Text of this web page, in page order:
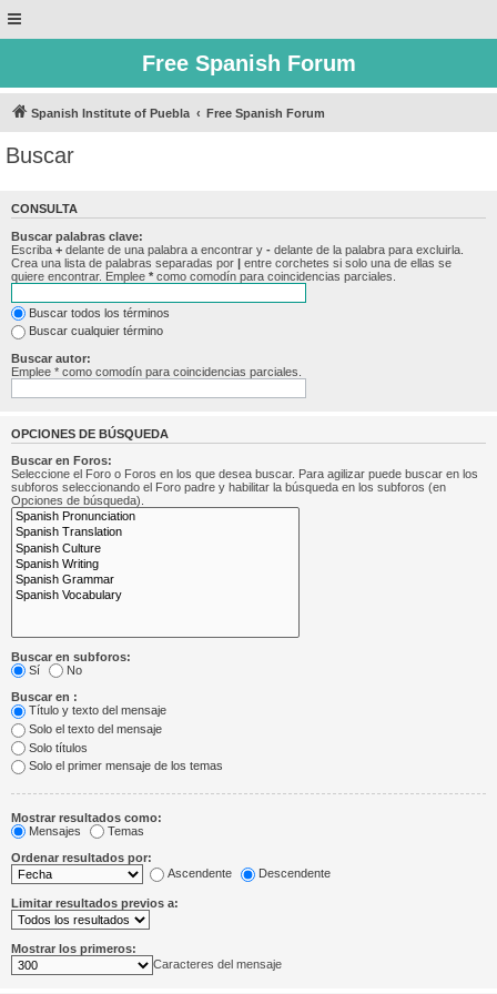
Free Spanish Forum
Spanish Institute of Puebla Free Spanish Forum
Buscar
CONSULTA
Buscar palabras clave:
Escriba + delante de una palabra a encontrar y - delante de la palabra para excluirla.
Crea una lista de palabras separadas por | entre corchetes si solo una de ellas se
quiere encontrar. Emplee * como comodín para coincidencias parciales.
Buscar todos los términos
Buscar cualquier término
Buscar autor:
Emplee * como comodín para coincidencias parciales.
OPCIONES DE BÚSQUEDA
Buscar en Foros:
Seleccione el Foro o Foros en los que desea buscar. Para agilizar puede buscar en los
subforos seleccionando el Foro padre y habilitar la búsqueda en los subforos (en
Opciones de búsqueda).
Buscar en subforos:
Sí
No
Buscar en :
Título y texto del mensaje
Solo el texto del mensaje
Solo títulos
Solo el primer mensaje de los temas
Mostrar resultados como:
Mensajes
Temas
Ordenar resultados por:
Ascendente
Descendente
Limitar resultados previos a:
Mostrar los primeros:
Caracteres del mensaje